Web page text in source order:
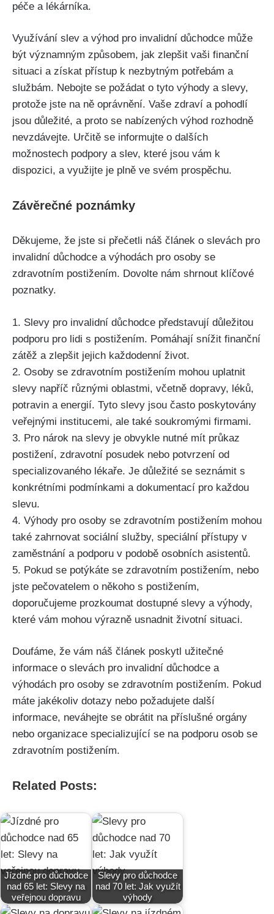
péče a lékárníka.
Využívání slev a výhod pro invalidní důchodce může
být významným způsobem, jak zlepšit vaši finanční
situaci a získat přístup k nezbytným potřebám a
službám. Nebojte se požádat o tyto výhody a slevy,
protože jste na ně oprávnění. Vaše zdraví a pohodlí
jsou důležité, a proto se nabízených výhod rozhodně
nevzdávejte. Určitě se informujte o dalších
možnostech podpory a slev, které jsou vám k
dispozici, a využijte je plně ve svém prospěchu.
Závěrečné poznámky
Děkujeme, že jste si přečetli náš článek o slevách pro
invalidní důchodce a výhodách pro osoby se
zdravotním postižením. Dovolte nám shrnout klíčové
poznatky.
1. Slevy pro invalidní důchodce představují důležitou
podporu pro lidi s postižením. Pomáhají snížit finanční
zátěž a zlepšit jejich každodenní život.
2. Osoby se zdravotním postižením mohou uplatnit
slevy napříč různými oblastmi, včetně dopravy, léků,
potravin a energií. Tyto slevy jsou často poskytovány
veřejnými institucemi, ale také soukromými firmami.
3. Pro nárok na slevy je obvykle nutné mít průkaz
postižení, zdravotní posudek nebo potvrzení od
specializovaného lékaře. Je důležité se seznámit s
konkrétními podmínkami a dokumentací pro každou
slevu.
4. Výhody pro osoby se zdravotním postižením mohou
také zahrnovat sociální služby, speciální přístupy v
zaměstnání a podporu v podobě osobních asistentů.
5. Pokud se potýkáte se zdravotním postižením, nebo
jste pečovatelem o někoho s postižením,
doporučujeme prozkoumat dostupné slevy a výhody,
které vám mohou výrazně usnadnit životní situaci.
Doufáme, že vám náš článek poskytl užitečné
informace o slevách pro invalidní důchodce a
výhodách pro osoby se zdravotním postižením. Pokud
máte jakékoliv dotazy nebo požadujete další
informace, neváhejte se obrátit na příslušné orgány
nebo organizace specializující se na podporu osob se
zdravotním postižením.
Related Posts:
Jízdné pro důchodce
nad 65 let: Slevy na
veřejnou dopravu
Slevy pro důchodce
nad 70 let: Jak využít
výhody